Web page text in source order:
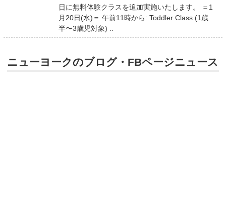
日に無料体験クラスを追加実施いたします。 ＝1
月20日(水)＝ 午前11時から: Toddler Class (1歳
半〜3歳児対象) ..
ニューヨークのブログ・FBページニュース